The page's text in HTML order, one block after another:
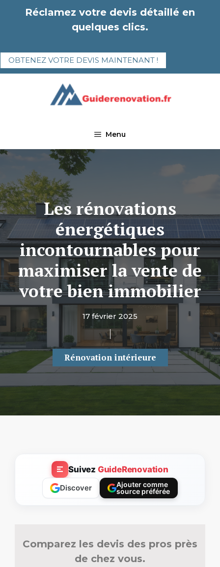
Réclamez votre devis détaillé en
quelques clics.
OBTENEZ VOTRE DEVIS MAINTENANT !
Menu
Les rénovations
énergétiques
incontournables pour
maximiser la vente de
votre bien immobilier
17 février 2025
Rénovation intérieure
Suivez GuideRenovation
Discover
Ajouter comme
source préférée
Comparez les devis des pros près
de chez vous.